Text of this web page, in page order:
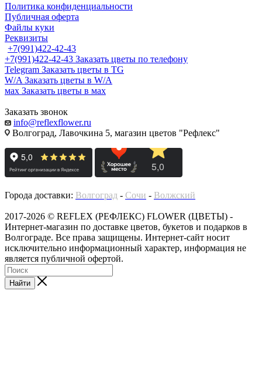
Политика конфиденциальности
Публичная оферта
Файлы куки
Реквизиты
+7(991)422-42-43
+7(991)422-42-43 Заказать цветы по телефону
Telegram Заказать цветы в TG
W/A Заказать цветы в W/A
мах Заказать цветы в мах
Заказать звонок
info@reflexflower.ru
Волгоград, Лавочкина 5, магазин цветов "Рефлекс"
Города доставки: Волгоград - Сочи - Волжский
2017-2026 © REFLEX (РЕФЛЕКС) FLOWER (ЦВЕТЫ) -
Интернет-магазин по доставке цветов, букетов и подарков в
Волгограде. Все права защищены. Интернет-сайт носит
исключительно информационный характер, информация не
является публичной офертой.
Найти